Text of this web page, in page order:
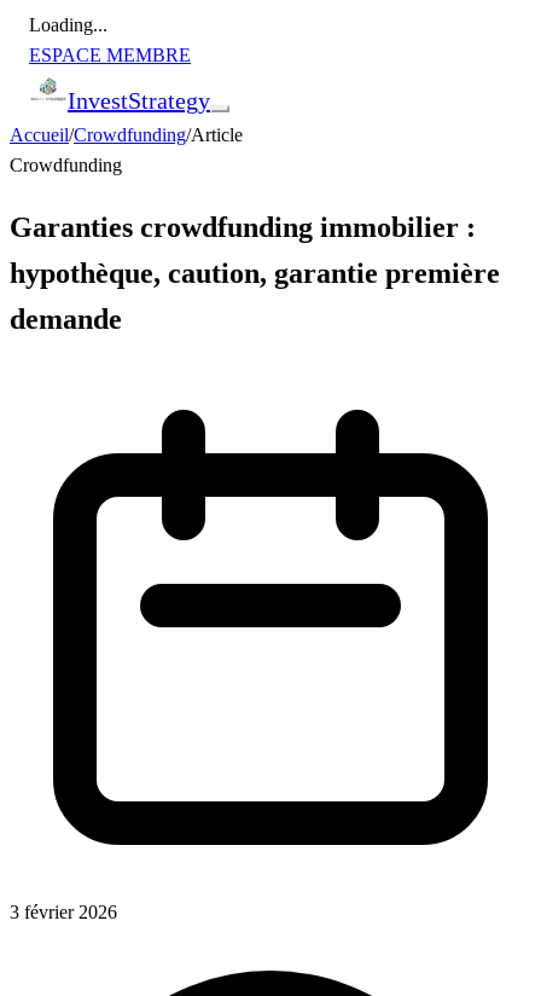
Loading...
ESPACE MEMBRE
InvestStrategy
Accueil/Crowdfunding/Article
Crowdfunding
Garanties crowdfunding immobilier :
hypothèque, caution, garantie première
demande
3 février 2026